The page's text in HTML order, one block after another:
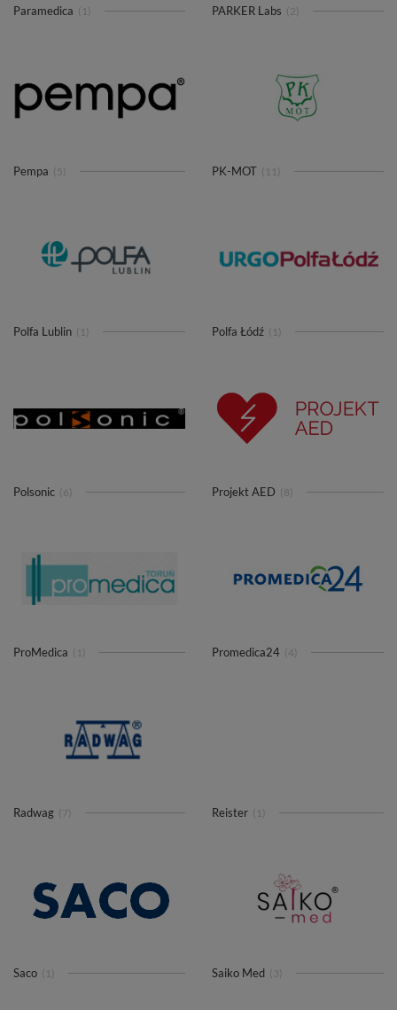
Paramedica (1) PARKER Labs (2)
Pempa (5) PK-MOT (11)
Polfa Lublin (1) Polfa Łódź (1)
Polsonic (6) Projekt AED (8)
ProMedica (1) Promedica24 (4)
Radwag (7) Reister (1)
Saco (1) Saiko Med (3)